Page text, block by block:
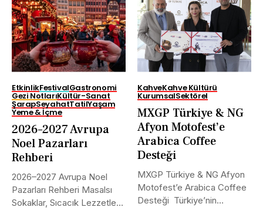
EtkinlikFestivalGastronomi
Gezi NotlarıKültür-Sanat
ŞarapSeyahatTatilYaşam
Yeme & İçme
2026–2027 Avrupa
Noel Pazarları
Rehberi
2026–2027 Avrupa Noel
Pazarları Rehberi Masalsı
Sokaklar, Sıcacık Lezzetler
KahveKahve Kültürü
KurumsalSektörel
MXGP Türkiye & NG
Afyon Motofest’e
Arabica Coffee
Desteği
MXGP Türkiye & NG Afyon
Motofest’e Arabica Coffee
Desteği Türkiye’nin